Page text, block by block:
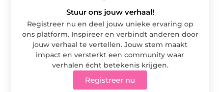
Stuur ons jouw verhaal!
Registreer nu en deel jouw unieke ervaring op
ons platform. Inspireer en verbindt anderen door
jouw verhaal te vertellen. Jouw stem maakt
impact en versterkt een community waar
verhalen écht betekenis krijgen.
Registreer nu